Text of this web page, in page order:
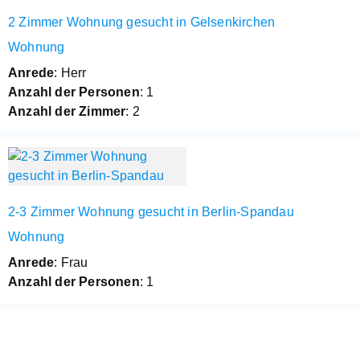
2 Zimmer Wohnung gesucht in Gelsenkirchen
Wohnung
Anrede: Herr
Anzahl der Personen: 1
Anzahl der Zimmer: 2
2-3 Zimmer Wohnung gesucht in Berlin-Spandau
Wohnung
Anrede: Frau
Anzahl der Personen: 1